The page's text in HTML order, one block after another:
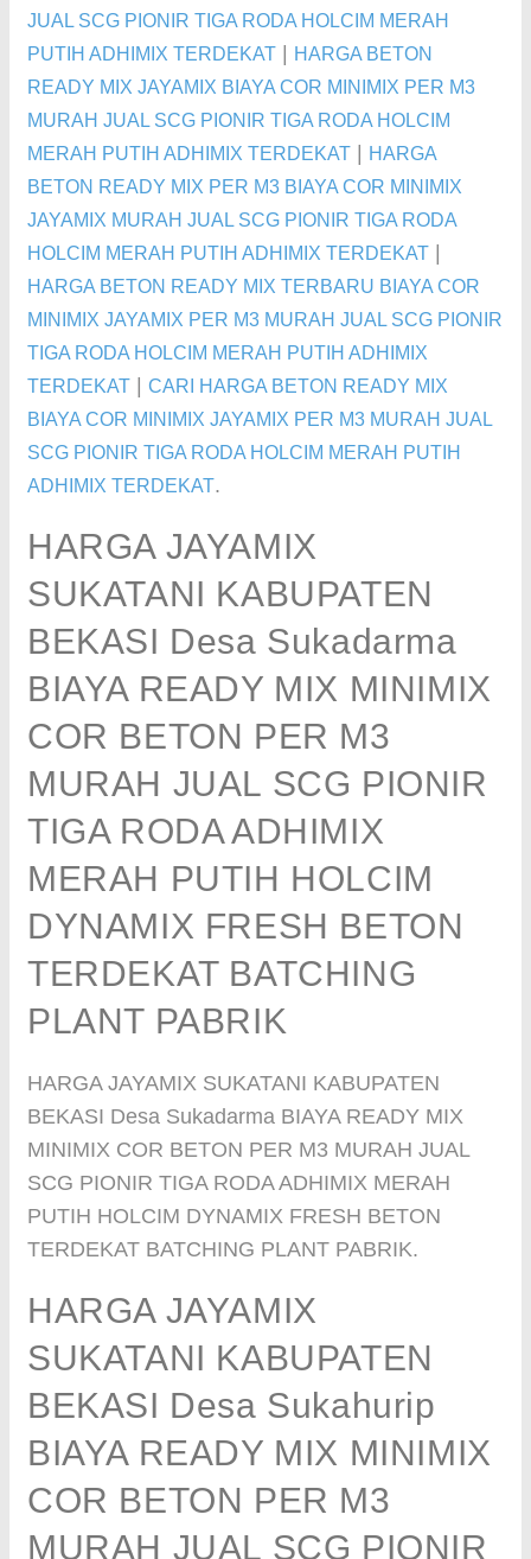
JUAL SCG PIONIR TIGA RODA HOLCIM MERAH
PUTIH ADHIMIX TERDEKAT
HARGA BETON
READY MIX JAYAMIX BIAYA COR MINIMIX PER M3
MURAH JUAL SCG PIONIR TIGA RODA HOLCIM
MERAH PUTIH ADHIMIX TERDEKAT
HARGA
BETON READY MIX PER M3 BIAYA COR MINIMIX
JAYAMIX MURAH JUAL SCG PIONIR TIGA RODA
HOLCIM MERAH PUTIH ADHIMIX TERDEKAT
HARGA BETON READY MIX TERBARU BIAYA COR
MINIMIX JAYAMIX PER M3 MURAH JUAL SCG PIONIR
TIGA RODA HOLCIM MERAH PUTIH ADHIMIX
TERDEKAT
CARI HARGA BETON READY MIX
BIAYA COR MINIMIX JAYAMIX PER M3 MURAH JUAL
SCG PIONIR TIGA RODA HOLCIM MERAH PUTIH
ADHIMIX TERDEKAT.
HARGA JAYAMIX
SUKATANI KABUPATEN
BEKASI Desa Sukadarma
BIAYA READY MIX MINIMIX
COR BETON PER M3
MURAH JUAL SCG PIONIR
TIGA RODA ADHIMIX
MERAH PUTIH HOLCIM
DYNAMIX FRESH BETON
TERDEKAT BATCHING
PLANT PABRIK
HARGA JAYAMIX SUKATANI KABUPATEN
BEKASI Desa Sukadarma BIAYA READY MIX
MINIMIX COR BETON PER M3 MURAH JUAL
SCG PIONIR TIGA RODA ADHIMIX MERAH
PUTIH HOLCIM DYNAMIX FRESH BETON
TERDEKAT BATCHING PLANT PABRIK.
HARGA JAYAMIX
SUKATANI KABUPATEN
BEKASI Desa Sukahurip
BIAYA READY MIX MINIMIX
COR BETON PER M3
MURAH JUAL SCG PIONIR